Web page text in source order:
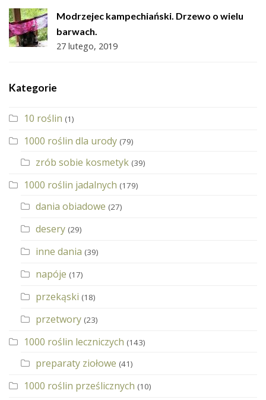
Modrzejec kampechiański. Drzewo o wielu
barwach.
27 lutego, 2019
Kategorie
10 roślin (1)
1000 roślin dla urody (79)
zrób sobie kosmetyk (39)
1000 roślin jadalnych (179)
dania obiadowe (27)
desery (29)
inne dania (39)
napóje (17)
przekąski (18)
przetwory (23)
1000 roślin leczniczych (143)
preparaty ziołowe (41)
1000 roślin prześlicznych (10)